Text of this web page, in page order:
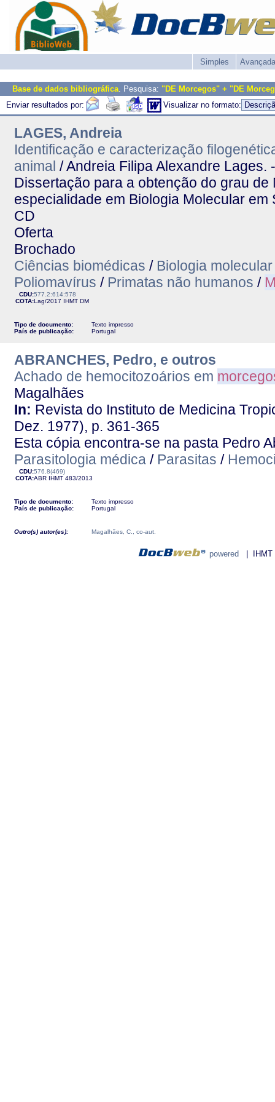
Simples Avançada
Base de dados bibliográfica. Pesquisa: "DE Morcegos" + "DE
Enviar resultados por:
Visualizar no formato:
LAGES, Andreia
Identificação e caracterização
animal / Andreia Filipa Alexandre Lages.
Dissertação para a obtenção do grau
especialidade em Biologia Molecular
CD
Oferta
Brochado
Ciências biomédicas / Biologia molecular
Poliomavírus / Primatas não humanos /
CDU:577.2:614:578
COTA:Lag/2017 IHMT DM
Tipo de documento:
Texto impresso
País de publicação:
Portugal
ABRANCHES, Pedro, e outros
Achado de hemocitozoários em
Magalhães
In: Revista do Instituto de Medicina
Dez. 1977), p. 361-365
Esta cópia encontra-se na pasta Pedro
Parasitologia médica / Parasitas /
CDU:576.8(469)
COTA:ABR IHMT 483/2013
Tipo de documento:
Texto impresso
País de publicação:
Portugal
Outro(s) autor(es): Magalhães, C., co-aut.
powered | IHMT -